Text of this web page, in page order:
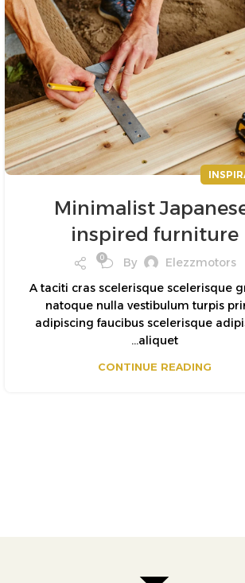
Minimalist
inspired furniture
By Elezzmotors
0
A taciti cras scelerisque scelerisque
natoque nulla vestibulum turpis
adipiscing faucibus scelerisque
aliquet...
CONTINUE READING